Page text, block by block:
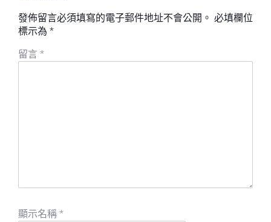
發佈留言必須填寫的電子郵件地址不會公開。 必填欄位
標示為 *
留言 *
顯示名稱 *